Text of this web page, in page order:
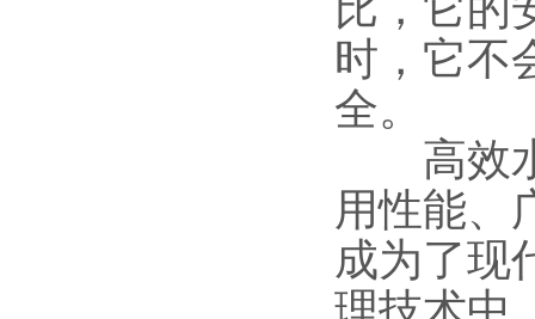
时，它不
全。
高效水
用性能、
成为了现